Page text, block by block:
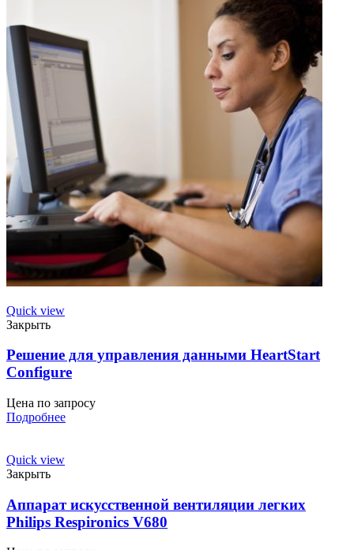
Quick view
Закрыть
Решение для управления данными HeartStart
Configure
Цена по запросу
Подробнее
Quick view
Закрыть
Аппарат искусственной вентиляции легких
Philips Respironics V680